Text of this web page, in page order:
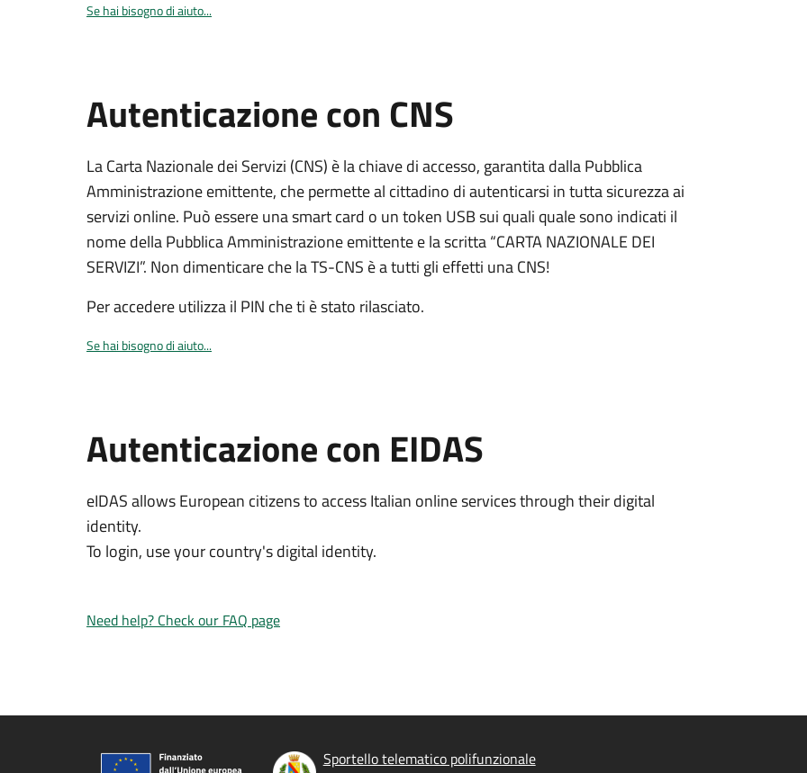
Se hai bisogno di aiuto...
Autenticazione con CNS
La Carta Nazionale dei Servizi (CNS) è la chiave di accesso, garantita dalla Pubblica
Amministrazione emittente, che permette al cittadino di autenticarsi in tutta sicurezza ai
servizi online. Può essere una smart card o un token USB sui quali quale sono indicati il
nome della Pubblica Amministrazione emittente e la scritta “CARTA NAZIONALE DEI
SERVIZI”. Non dimenticare che la TS-CNS è a tutti gli effetti una CNS!
Per accedere utilizza il PIN che ti è stato rilasciato.
Se hai bisogno di aiuto...
Autenticazione con EIDAS
eIDAS allows European citizens to access Italian online services through their digital
identity.
To login, use your country's digital identity.
Need help? Check our FAQ page
Sportello telematico polifunzionale